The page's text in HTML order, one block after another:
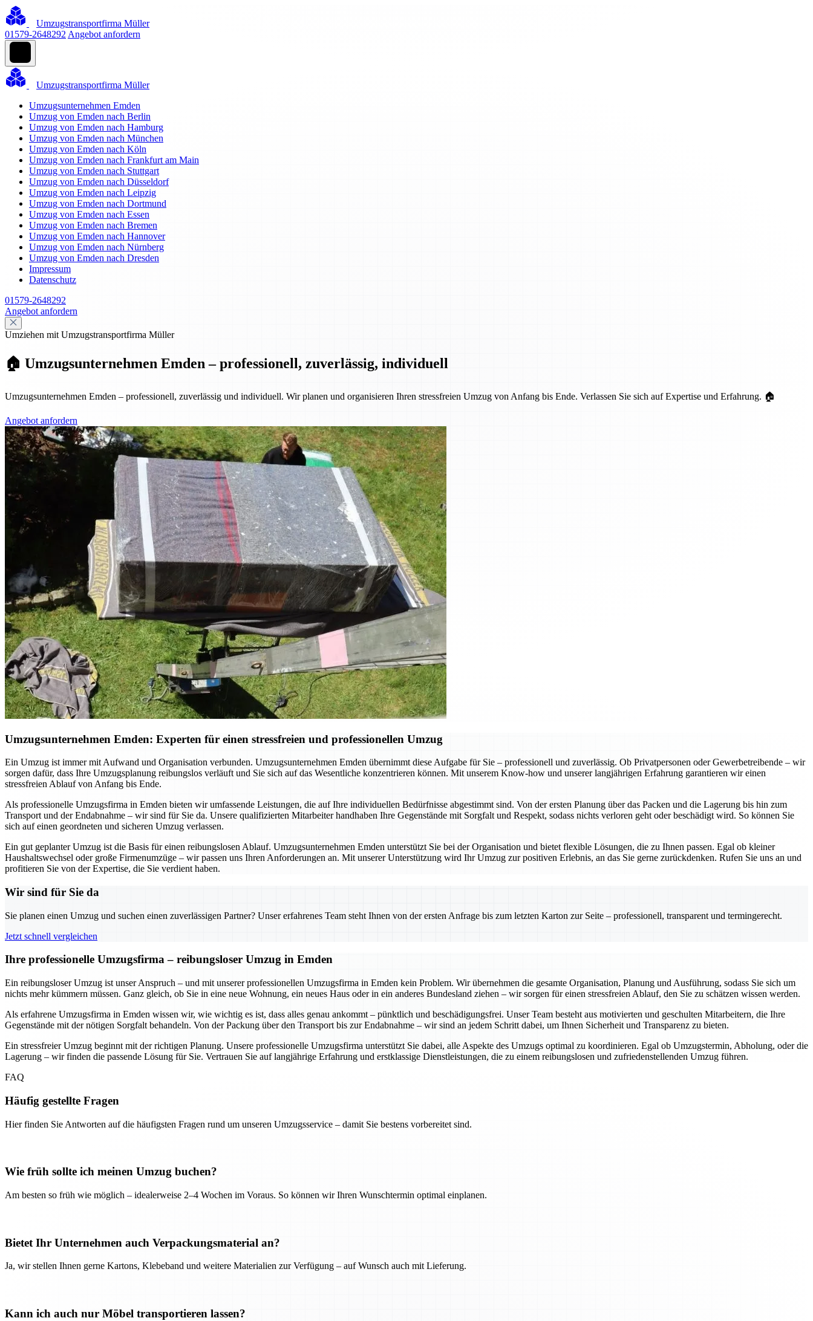
Umzugstransportfirma Müller
01579-2648292 Angebot anfordern
Umzugstransportfirma Müller
Umzugsunternehmen Emden
Umzug von Emden nach Berlin
Umzug von Emden nach Hamburg
Umzug von Emden nach München
Umzug von Emden nach Köln
Umzug von Emden nach Frankfurt am Main
Umzug von Emden nach Stuttgart
Umzug von Emden nach Düsseldorf
Umzug von Emden nach Leipzig
Umzug von Emden nach Dortmund
Umzug von Emden nach Essen
Umzug von Emden nach Bremen
Umzug von Emden nach Hannover
Umzug von Emden nach Nürnberg
Umzug von Emden nach Dresden
Impressum
Datenschutz
01579-2648292
Angebot anfordern
Umziehen mit Umzugstransportfirma Müller
🏠 Umzugsunternehmen Emden – professionell, zuverlässig, individuell
Umzugsunternehmen Emden – professionell, zuverlässig und individuell. Wir planen und organisieren Ihren stressfreien Umzug von Anfang bis Ende. Verlassen Sie sich auf Expertise und Erfahrung. 🏠
Angebot anfordern
Umzugsunternehmen Emden: Experten für einen stressfreien und professionellen Umzug
Ein Umzug ist immer mit Aufwand und Organisation verbunden. Umzugsunternehmen Emden übernimmt diese Aufgabe für Sie – professionell und zuverlässig. Ob Privatpersonen oder Gewerbetreibende – wir
sorgen dafür, dass Ihre Umzugsplanung reibungslos verläuft und Sie sich auf das Wesentliche konzentrieren können. Mit unserem Know-how und unserer langjährigen Erfahrung garantieren wir einen
stressfreien Ablauf von Anfang bis Ende.
Als professionelle Umzugsfirma in Emden bieten wir umfassende Leistungen, die auf Ihre individuellen Bedürfnisse abgestimmt sind. Von der ersten Planung über das Packen und die Lagerung bis hin zum
Transport und der Endabnahme – wir sind für Sie da. Unsere qualifizierten Mitarbeiter handhaben Ihre Gegenstände mit Sorgfalt und Respekt, sodass nichts verloren geht oder beschädigt wird. So können Sie
sich auf einen geordneten und sicheren Umzug verlassen.
Ein gut geplanter Umzug ist die Basis für einen reibungslosen Ablauf. Umzugsunternehmen Emden unterstützt Sie bei der Organisation und bietet flexible Lösungen, die zu Ihnen passen. Egal ob kleiner
Haushaltswechsel oder große Firmenumzüge – wir passen uns Ihren Anforderungen an. Mit unserer Unterstützung wird Ihr Umzug zur positiven Erlebnis, an das Sie gerne zurückdenken. Rufen Sie uns an und
profitieren Sie von der Expertise, die Sie verdient haben.
Wir sind für Sie da
Sie planen einen Umzug und suchen einen zuverlässigen Partner? Unser erfahrenes Team steht Ihnen von der ersten Anfrage bis zum letzten Karton zur Seite – professionell, transparent und termingerecht.
Jetzt schnell vergleichen
Ihre professionelle Umzugsfirma – reibungsloser Umzug in Emden
Ein reibungsloser Umzug ist unser Anspruch – und mit unserer professionellen Umzugsfirma in Emden kein Problem. Wir übernehmen die gesamte Organisation, Planung und Ausführung, sodass Sie sich um
nichts mehr kümmern müssen. Ganz gleich, ob Sie in eine neue Wohnung, ein neues Haus oder in ein anderes Bundesland ziehen – wir sorgen für einen stressfreien Ablauf, den Sie zu schätzen wissen werden.
Als erfahrene Umzugsfirma in Emden wissen wir, wie wichtig es ist, dass alles genau ankommt – pünktlich und beschädigungsfrei. Unser Team besteht aus motivierten und geschulten Mitarbeitern, die Ihre
Gegenstände mit der nötigen Sorgfalt behandeln. Von der Packung über den Transport bis zur Endabnahme – wir sind an jedem Schritt dabei, um Ihnen Sicherheit und Transparenz zu bieten.
Ein stressfreier Umzug beginnt mit der richtigen Planung. Unsere professionelle Umzugsfirma unterstützt Sie dabei, alle Aspekte des Umzugs optimal zu koordinieren. Egal ob Umzugstermin, Abholung, oder die
Lagerung – wir finden die passende Lösung für Sie. Vertrauen Sie auf langjährige Erfahrung und erstklassige Dienstleistungen, die zu einem reibungslosen und zufriedenstellenden Umzug führen.
FAQ
Häufig gestellte Fragen
Hier finden Sie Antworten auf die häufigsten Fragen rund um unseren Umzugsservice – damit Sie bestens vorbereitet sind.
Wie früh sollte ich meinen Umzug buchen?
Am besten so früh wie möglich – idealerweise 2–4 Wochen im Voraus. So können wir Ihren Wunschtermin optimal einplanen.
Bietet Ihr Unternehmen auch Verpackungsmaterial an?
Ja, wir stellen Ihnen gerne Kartons, Klebeband und weitere Materialien zur Verfügung – auf Wunsch auch mit Lieferung.
Kann ich auch nur Möbel transportieren lassen?